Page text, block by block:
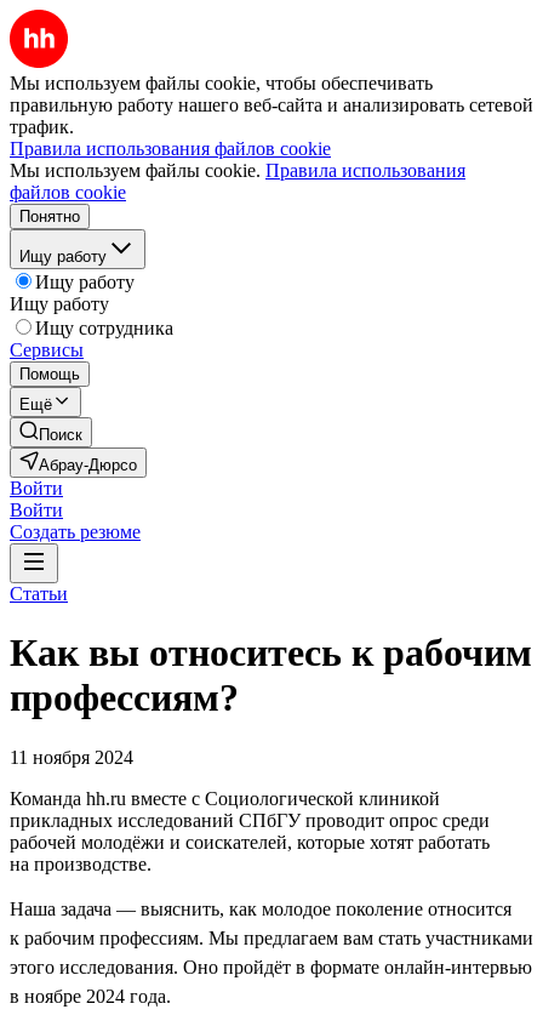
Мы используем файлы cookie, чтобы обеспечивать
правильную работу нашего веб-сайта и анализировать сетевой
трафик.
Правила использования файлов cookie
Мы используем файлы cookie. Правила использования
файлов cookie
Понятно
Ищу работу
Ищу работу
Ищу работу
Ищу сотрудника
Сервисы
Помощь
Ещё
Поиск
Абрау-Дюрсо
Войти
Войти
Создать резюме
Статьи
Как вы относитесь к рабочим
профессиям?
11 ноября 2024
Команда hh.ru вместе с Социологической клиникой
прикладных исследований СПбГУ проводит опрос среди
рабочей молодёжи и соискателей, которые хотят работать
на производстве.
Наша задача — выяснить, как молодое поколение относится
к рабочим профессиям. Мы предлагаем вам стать участниками
этого исследования. Оно пройдёт в формате онлайн-интервью
в ноябре 2024 года.